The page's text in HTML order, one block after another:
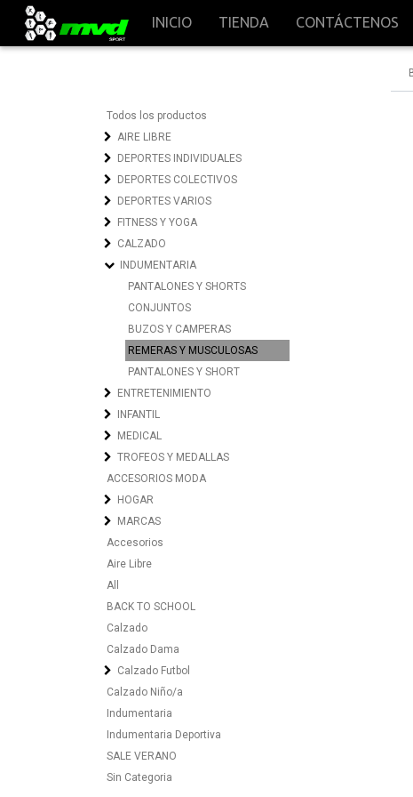
INICIO TIENDA CONTÁCTENOS
Todos los productos
AIRE LIBRE
DEPORTES INDIVIDUALES
DEPORTES COLECTIVOS
DEPORTES VARIOS
FITNESS Y YOGA
CALZADO
INDUMENTARIA
PANTALONES Y SHORTS
CONJUNTOS
BUZOS Y CAMPERAS
REMERAS Y MUSCULOSAS
PANTALONES Y SHORT
ENTRETENIMIENTO
INFANTIL
MEDICAL
TROFEOS Y MEDALLAS
ACCESORIOS MODA
HOGAR
MARCAS
Accesorios
Aire Libre
All
BACK TO SCHOOL
Calzado
Calzado Dama
Calzado Futbol
Calzado Niño/a
Indumentaria
Indumentaria Deportiva
SALE VERANO
Sin Categoria